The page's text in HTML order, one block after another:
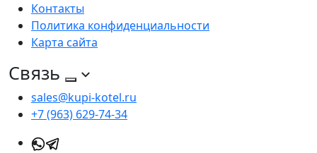
Контакты
Политика конфиденциальности
Карта сайта
Связь
sales@kupi-kotel.ru
+7 (963) 629-74-34